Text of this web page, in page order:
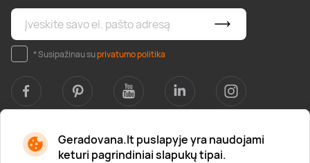
Geradovana.lt puslapyje yra naudojami
keturi pagrindiniai slapukų tipai.
* Susipažinau suprivatumo politika
Apie mus